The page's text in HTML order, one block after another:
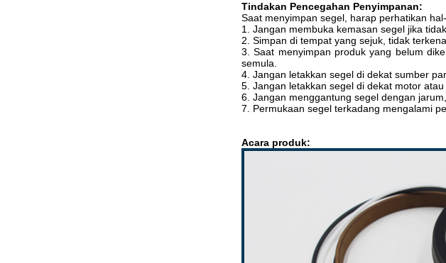
Tindakan Pencegahan Penyimpanan:
Saat menyimpan segel, harap perhatikan
1. Jangan membuka kemasan segel jika
2. Simpan di tempat yang sejuk, tidak
3. Saat menyimpan produk yang belum
semula.
4. Jangan letakkan segel di dekat sumber
5. Jangan letakkan segel di dekat motor atau
6. Jangan menggantung segel dengan
7. Permukaan segel terkadang mengalami
Acara produk: